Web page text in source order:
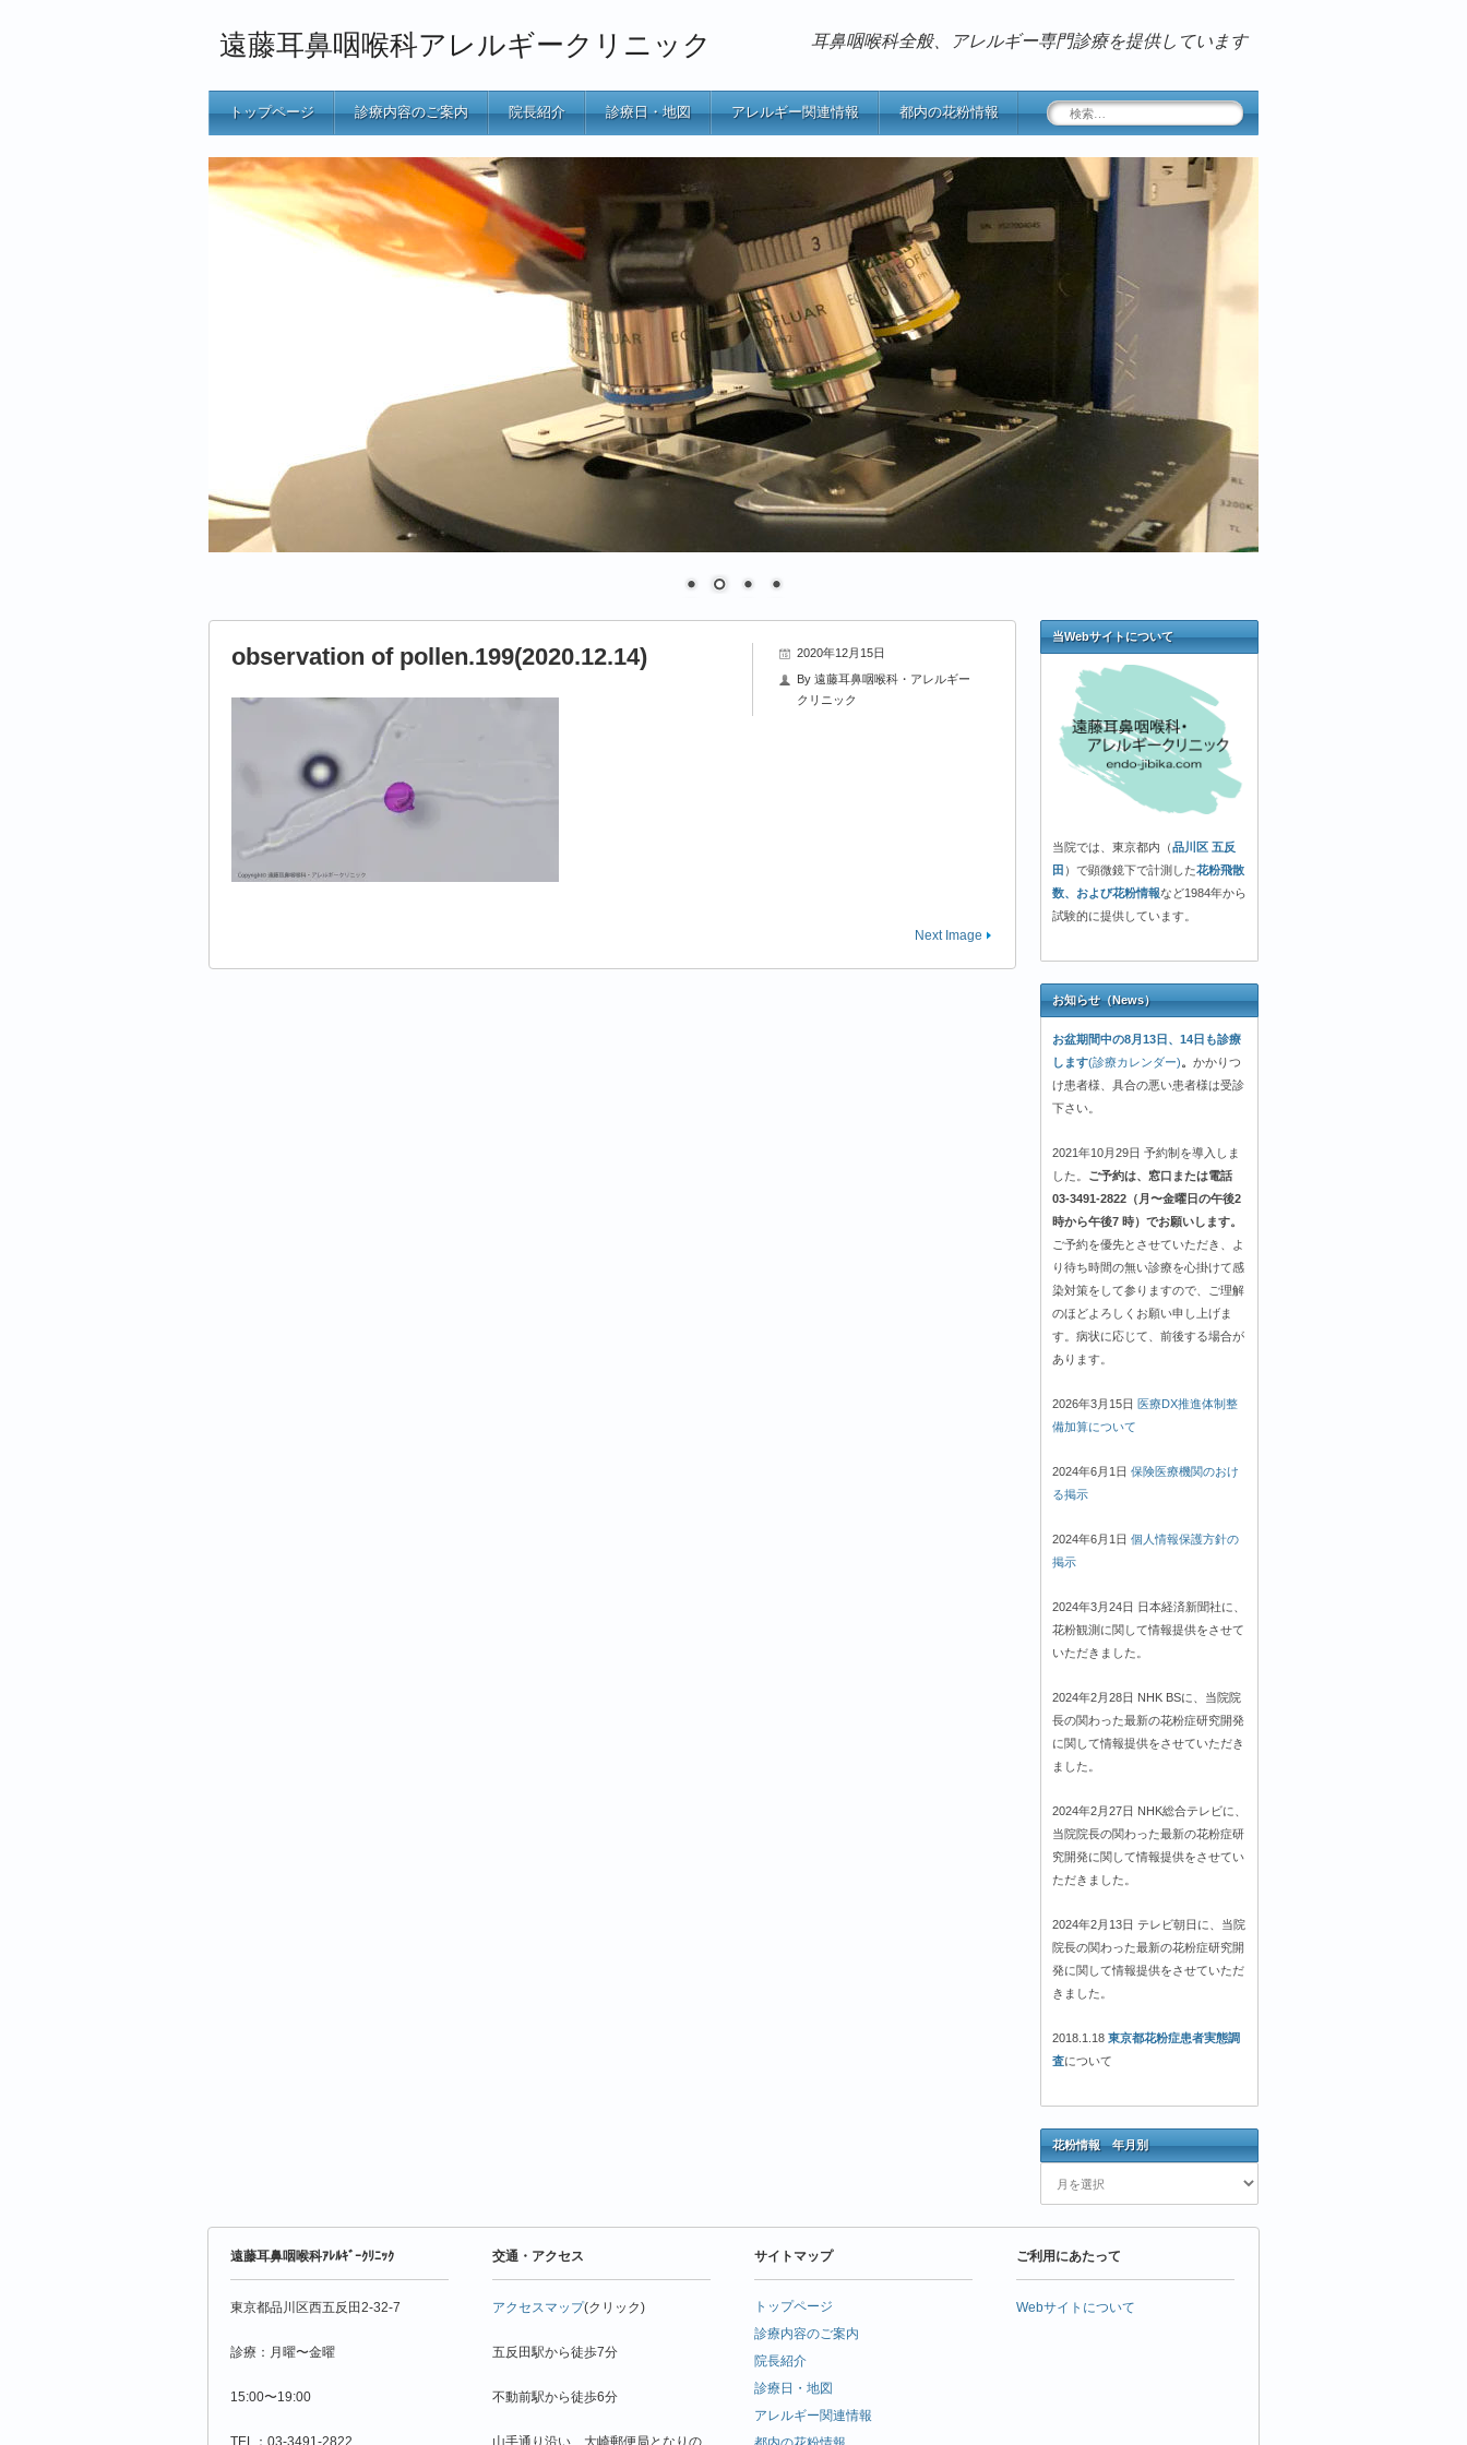
遠藤耳鼻咽喉科アレルギークリニック 耳鼻咽喉科全般、アレルギー専門診療を提供しています
トップページ 診療内容のご案内 院長紹介 診療日・地図 アレルギー関連情報 都内の花粉情報
検
索:
2020年12月15日
By 遠藤耳鼻咽喉科・アレルギー
クリニック
observation of pollen.199(2020.12.14)
Next Image
当Webサイトについて
当院では、東京都内（品川区 五反
田 ）で顕微鏡下で計測した花粉飛散
数、および花粉情報など1984年から
試験的に提供しています。
お知らせ（News）
お盆期間中の8月13日、14日も診療
します(診療カレンダー)。 かかりつ
け患者様、具合の悪い患者様は受診
下さい。
2021年10月29日 予約制を導入しま
した。 ご予約は、窓口または電話
03-3491-2822（月〜金曜日の午後2
時から午後7 時）でお願いします。
ご予約を優先とさせていただき、よ
り待ち時間の無い診療を心掛けて感
染対策をして参りますので、ご理解
のほどよろしくお願い申し上げま
す。病状に応じて、前後する場合が
あります。
2026年3月15日 医療DX推進体制整
備加算について
2024年6月1日 保険医療機関のおけ
る掲示
2024年6月1日 個人情報保護方針の
掲示
2024年3月24日 日本経済新聞社に、
花粉観測に関して情報提供をさせて
いただきました。
2024年2月28日 NHK BSに、当院院
長の関わった最新の花粉症研究開発
に関して情報提供をさせていただき
ました。
2024年2月27日 NHK総合テレビに、
当院院長の関わった最新の花粉症研
究開発に関して情報提供をさせてい
ただきました。
2024年2月13日 テレビ朝日に、当院
院長の関わった最新の花粉症研究開
発に関して情報提供をさせていただ
きました。
2018.1.18 東京都花粉症患者実態調
査について
花粉情報 年月別
花
粉
年
月
別
遠藤耳鼻咽喉科ｱﾚﾙｷﾞｰｸﾘﾆｯｸ
東京都品川区西五反田2-32-7
診療：月曜〜金曜
15:00〜19:00
TEL：03-3491-2822
交通・アクセス
アクセスマップ(クリック)
五反田駅から徒歩7分
不動前駅から徒歩6分
山手通り沿い、大崎郵便局となりの
サイトマップ
トップページ
診療内容のご案内
院長紹介
診療日・地図
アレルギー関連情報
ご利用にあたって
Webサイトについて